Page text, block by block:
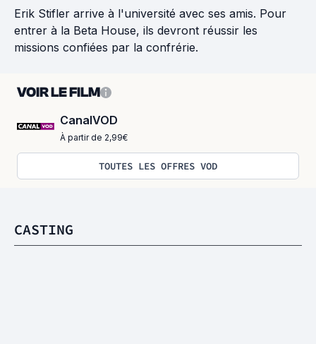
Erik Stifler arrive à l'université avec ses amis. Pour
entrer à la Beta House, ils devront réussir les
missions confiées par la confrérie.
VOIR LE FILM
CanalVOD
À partir de 2,99€
TOUTES LES OFFRES VOD
CASTING